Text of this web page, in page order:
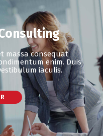
massa consequat
enim. Duis
iaculis.